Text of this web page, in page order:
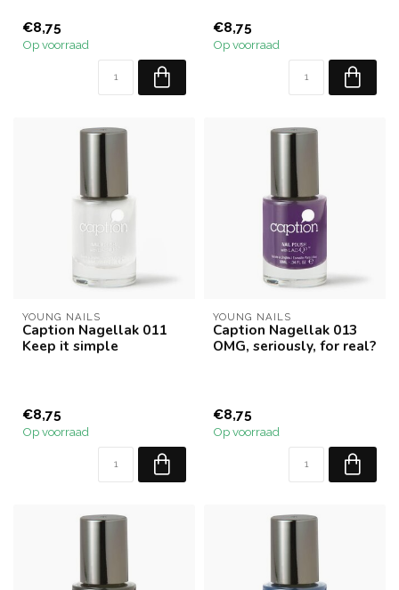
€8,75
Op voorraad
€8,75
Op voorraad
YOUNG NAILS
Caption Nagellak 011
Keep it simple
€8,75
Op voorraad
YOUNG NAILS
Caption Nagellak 013
OMG, seriously, for real?
€8,75
Op voorraad